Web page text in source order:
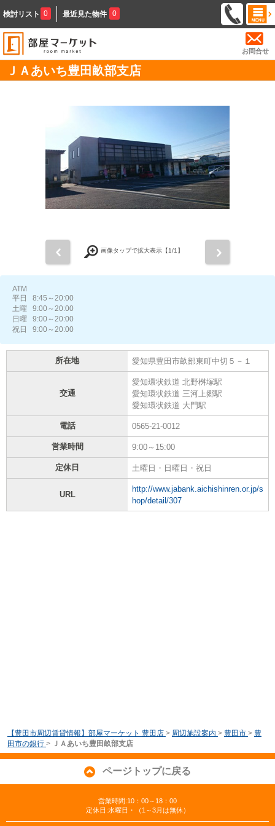
検討リスト 0 最近見た物件 0
お問合せ
ＪＡあいち豊田畝部支店
画像タップで拡大表示【1/1】
ATM
平日 8:45～20:00
土曜 9:00～20:00
日曜 9:00～20:00
祝日 9:00～20:00
所在地 愛知県豊田市畝部東町中切５－１
交通
愛知環状鉄道 北野桝塚駅
愛知環状鉄道 三河上郷駅
愛知環状鉄道 大門駅
電話 0565-21-0012
営業時間 9:00～15:00
定休日 土曜日・日曜日・祝日
URL
http://www.jabank.aichishinren.or.jp/s
hop/detail/307
【豊田市周辺賃貸情報】部屋マーケット 豊田店 > 周辺施設案内 > 豊田市 > 豊
田市の銀行 > ＪＡあいち豊田畝部支店
ページトップに戻る
営業時間:10：00～18：00
定休日:水曜日・（1～3月は無休）